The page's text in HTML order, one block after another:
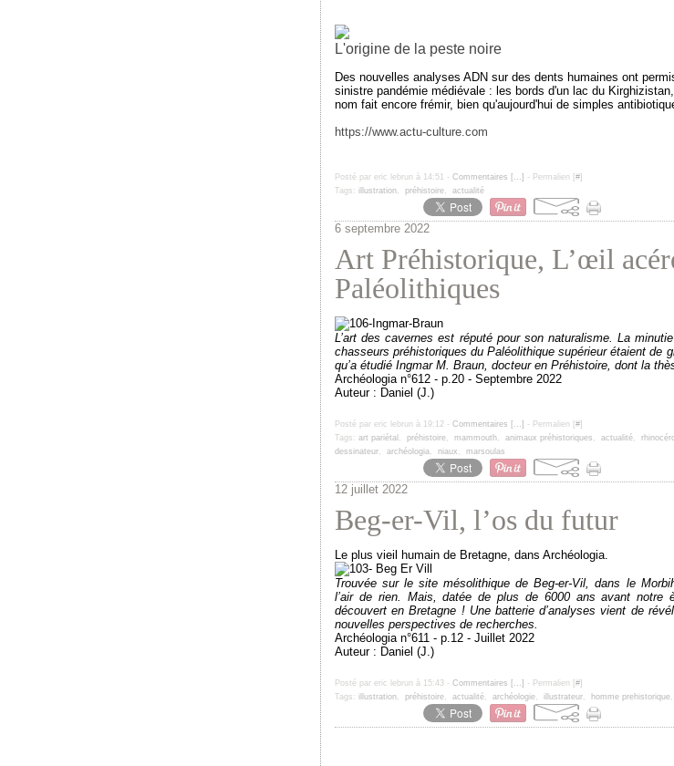
L'origine de la peste noire
Des nouvelles analyses ADN sur des dents humaines ont
sinistre pandémie médiévale : les bords d'un lac du
nom fait encore frémir, bien qu'aujourd'hui de simples
https://www.actu-culture.com
Posté par eric lebrun à 14:51 - Commentaires [ …] - Permalien [ #]
Tags: illustration, préhistoire, actualité
6 septembre 2022
Art Préhistorique, L’œil
Paléolithiques
L’art des cavernes est réputé pour son naturalisme. La
chasseurs préhistoriques du Paléolithique supérieurétaient de
qu’a étudié Ingmar M. Braun, docteur en Préhistoire, dont la
Archéologia n°612 - p.20 - Septembre 2022
Auteur : Daniel (J.)
Posté par eric lebrun à 19:12 - Commentaires [ …] - Permalien [ #]
Tags: art pariétal , préhistoire, mammouth, animaux préhistoriques , actualité,
dessinateur, archéologia, niaux , marsoulas
12 juillet 2022
Beg-er-Vil, l’os du futur
Le plus vieil humain de Bretagne, dans Archéologia.
Trouvée sur le site mésolithique de Beg-er-Vil, dans le
l’air de rien. Mais, datée de plus de 6000 ans avant notre
découverten Bretagne ! Une batterie d’analyses vient de
nouvelles perspectives de recherches.
Archéologia n°611 - p.12 - Juillet 2022
Auteur : Daniel (J.)
Posté par eric lebrun à 15:43 - Commentaires [ …] - Permalien [ #]
Tags: illustration, préhistoire, actualité, archéologie, illustrateur, homme prehistorique,